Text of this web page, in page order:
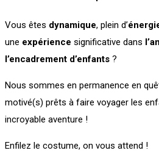
Vous êtes dynamique, plein d’
une expérience significative dans
l’encadrement d’enfants ?
Nous sommes en permanence en
motivé(s) prêts à faire voyager les
incroyable aventure !
Enfilez le costume, on vous attend !